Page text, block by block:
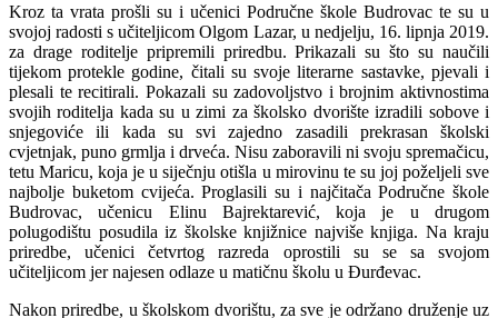
Kroz ta vrata prošli su i učenici Područne škole Budrovac te su u
svojoj radosti s učiteljicom Olgom Lazar, u nedjelju, 16. lipnja 2019.
za drage roditelje pripremili priredbu. Prikazali su što su naučili
tijekom protekle godine, čitali su svoje literarne sastavke, pjevali i
plesali te recitirali. Pokazali su zadovoljstvo i brojnim aktivnostima
svojih roditelja kada su u zimi za školsko dvorište izradili sobove i
snjegoviće ili kada su svi zajedno zasadili prekrasan školski
cvjetnjak, puno grmlja i drveća. Nisu zaboravili ni svoju spremačicu,
tetu Maricu, koja je u siječnju otišla u mirovinu te su joj poželjeli sve
najbolje buketom cvijeća. Proglasili su i najčitača Područne škole
Budrovac, učenicu Elinu Bajrektarević, koja je u drugom
polugodištu posudila iz školske knjižnice najviše knjiga. Na kraju
priredbe, učenici četvrtog razreda oprostili su se sa svojom
učiteljicom jer najesen odlaze u matičnu školu u Đurđevac.
Nakon priredbe, u školskom dvorištu, za sve je održano druženje uz